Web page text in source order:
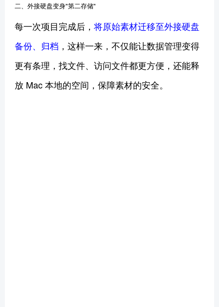
二、外接硬盘变身"第二存储"
每一次项目完成后， 将原始素材迁移至外接硬盘
备份、归档 ，这样一来，不仅能让数据管理变得
更有条理，找文件、访问文件都更方便，还能释
放 Mac 本地的空间，保障素材的安全。